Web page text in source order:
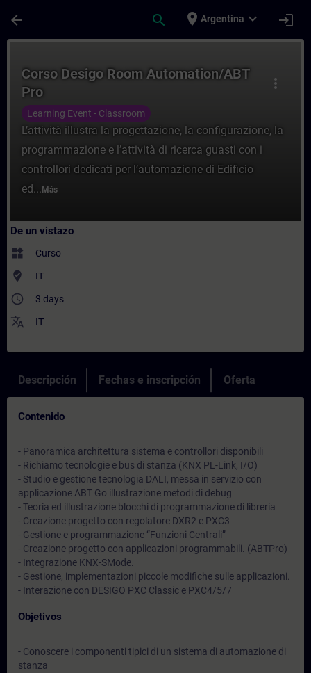
arrow_back search place Argentina expand_more login
more_vert
Corso Desigo Room Automation/ABT
Pro
Learning Event - Classroom
L’attività illustra la progettazione, la configurazione, la
programmazione e l’attività di ricerca guasti con i
controllori dedicati per l’automazione di Edificio
ed... Más
De un vistazo
widgets Curso
where_to_vote IT
access_time 3 days
translate IT
Descripción Fechas e inscripción Oferta
Contenido
- Panoramica architettura sistema e controllori disponibili
- Richiamo tecnologie e bus di stanza (KNX PL-Link, I/O)
- Studio e gestione tecnologia DALI, messa in servizio con
applicazione ABT Go illustrazione metodi di debug
- Teoria ed illustrazione blocchi di programmazione di libreria
- Creazione progetto con regolatore DXR2 e PXC3
- Gestione e programmazione “Funzioni Centrali”
- Creazione progetto con applicazioni programmabili. (ABTPro)
- Integrazione KNX-SMode.
- Gestione, implementazioni piccole modifiche sulle applicazioni.
- Interazione con DESIGO PXC Classic e PXC4/5/7
Objetivos
- Conoscere i componenti tipici di un sistema di automazione di
stanza